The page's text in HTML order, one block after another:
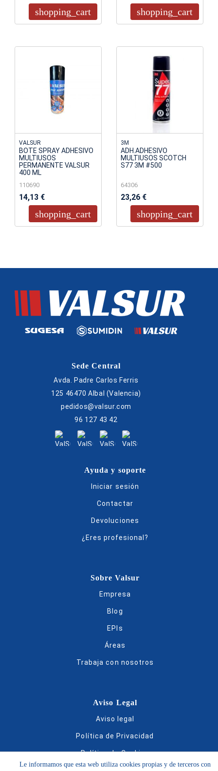
shopping_cart shopping_cart
VALSUR
BOTE SPRAY ADHESIVO
MULTIUSOS
PERMANENTE VALSUR
400 ML
110690
14,13 €
shopping_cart
3M
ADH.ADHESIVO
MULTIUSOS SCOTCH
S77 3M #500
64306
23,26 €
shopping_cart
Sede Central
Avda. Padre Carlos Ferris
125 46470 Albal (Valencia)
pedidos@valsur.com
96 127 43 42
Ayuda y soporte
Iniciar sesión
Contactar
Devoluciones
¿Eres profesional?
Sobre Valsur
Empresa
Blog
EPIs
Áreas
Trabaja con nosotros
Aviso Legal
Aviso legal
Política de Privacidad
Política de Cookies
Le informamos que esta web utiliza cookies propias y de terceros con